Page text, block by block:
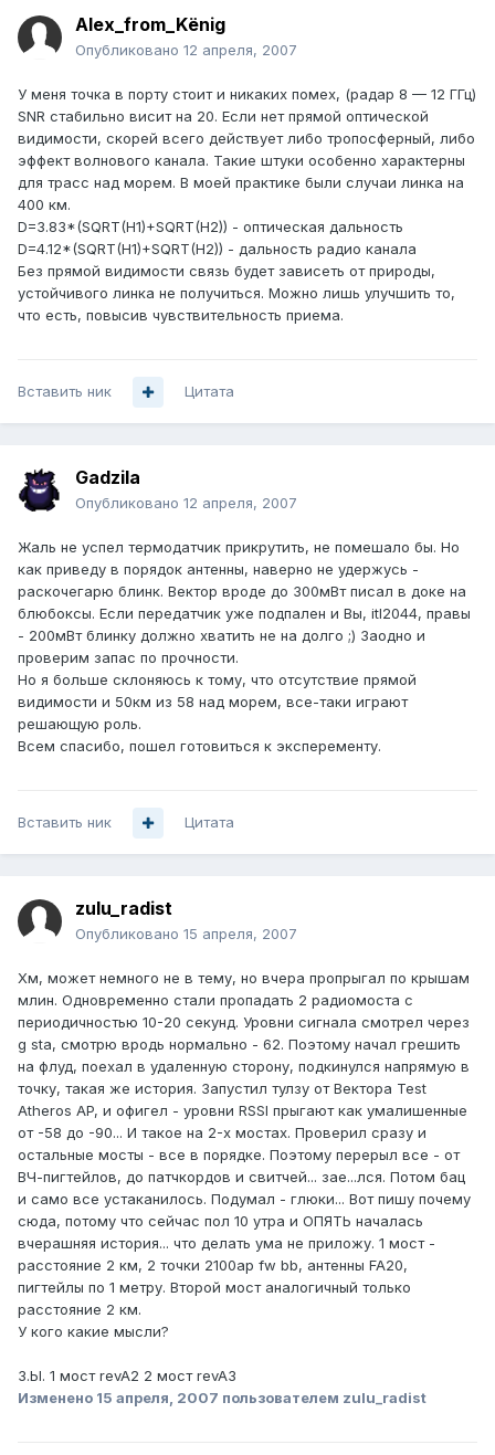
Alex_from_Kёnig
Опубликовано 12 апреля, 2007
У меня точка в порту стоит и никаких помех, (радар 8 — 12 ГГц)
SNR стабильно висит на 20. Если нет прямой оптической
видимости, скорей всего действует либо тропосферный, либо
эффект волнового канала. Такие штуки особенно характерны
для трасс над морем. В моей практике были случаи линка на
400 км.
D=3.83*(SQRT(H1)+SQRT(H2)) - оптическая дальность
D=4.12*(SQRT(H1)+SQRT(H2)) - дальность радио канала
Без прямой видимости связь будет зависеть от природы,
устойчивого линка не получиться. Можно лишь улучшить то,
что есть, повысив чувствительность приема.
Вставить ник Цитата
Gadzila
Опубликовано 12 апреля, 2007
Жаль не успел термодатчик прикрутить, не помешало бы. Но
как приведу в порядок антенны, наверно не удержусь -
раскочегарю блинк. Вектор вроде до 300мВт писал в доке на
блюбоксы. Если передатчик уже подпален и Вы, itl2044, правы
- 200мВт блинку должно хватить не на долго ;) Заодно и
проверим запас по прочности.
Но я больше склоняюсь к тому, что отсутствие прямой
видимости и 50км из 58 над морем, все-таки играют
решающую роль.
Всем спасибо, пошел готовиться к эксперементу.
Вставить ник Цитата
zulu_radist
Опубликовано 15 апреля, 2007
Хм, может немного не в тему, но вчера пропрыгал по крышам
млин. Одновременно стали пропадать 2 радиомоста с
периодичностью 10-20 секунд. Уровни сигнала смотрел через
g sta, смотрю вродь нормально - 62. Поэтому начал грешить
на флуд, поехал в удаленную сторону, подкинулся напрямую в
точку, такая же история. Запустил тулзу от Вектора Test
Atheros AP, и офигел - уровни RSSI прыгают как умалишенные
от -58 до -90... И такое на 2-х мостах. Проверил сразу и
остальные мосты - все в порядке. Поэтому перерыл все - от
ВЧ-пигтейлов, до патчкордов и свитчей... зае...лся. Потом бац
и само все устаканилось. Подумал - глюки... Вот пишу почему
сюда, потому что сейчас пол 10 утра и ОПЯТЬ началась
вчерашняя история... что делать ума не приложу. 1 мост -
расстояние 2 км, 2 точки 2100ap fw bb, антенны FA20,
пигтейлы по 1 метру. Второй мост аналогичный только
расстояние 2 км.
У кого какие мысли?
З.Ы. 1 мост revA2 2 мост revA3
Изменено 15 апреля, 2007 пользователем zulu_radist